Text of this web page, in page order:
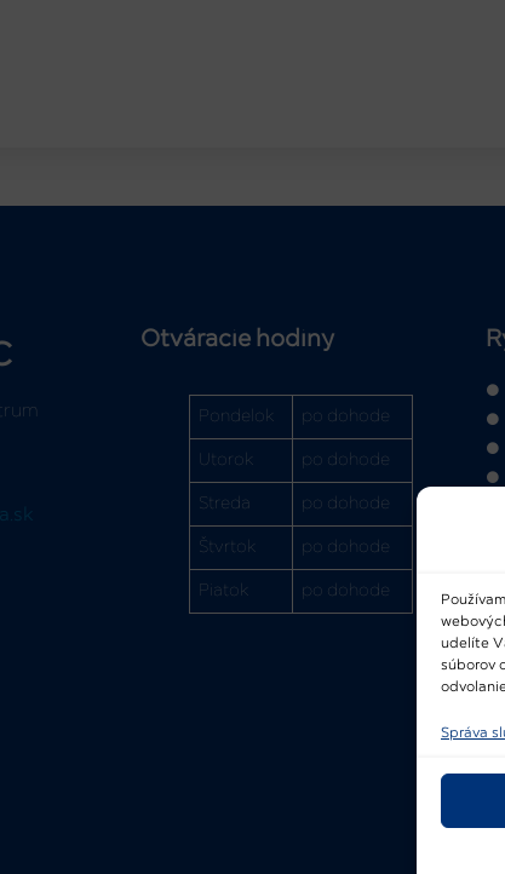
udelíte
súborov
Správa
Otváracie hodiny
Pondelok po dohode
Utorok po dohode
Streda po dohode
Štvrtok po dohode
Piatok po dohode